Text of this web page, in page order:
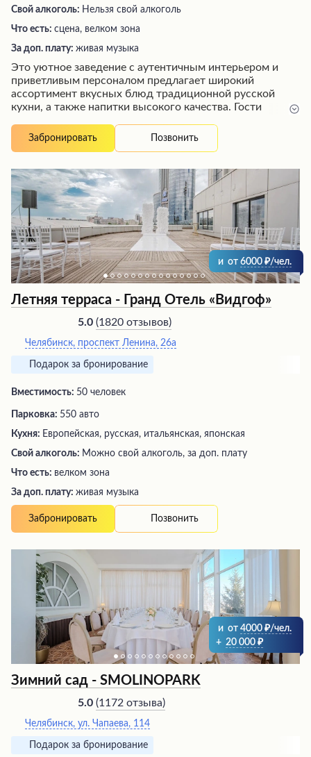
Свой алкоголь: Нельзя свой алкоголь
Что есть: сцена, велком зона
За доп. плату: живая музыка
Это уютное заведение с аутентичным интерьером и
приветливым персоналом предлагает широкий
ассортимент вкусных блюд традиционной русской
кухни, а также напитки высокого качества. Гости
атмосферу, хорошее обслуживание, хоть и с некоторой
задержкой в подаче блюд, однако с соблюдением всех
шведский стол, что делает это место привлекательным
для завтраков.
Забронировать Позвонить
и от 6000 /чел.
Летняя терраса - Гранд Отель «Видгоф»
5.0 (1820 отзывов)
Челябинск, проспект Ленина, 26а
Подарок за бронирование
Вместимость: 50 человек
Парковка: 550 авто
Кухня: Европейская, русская, итальянская, японская
Свой алкоголь: Можно свой алкоголь, за доп. плату
Что есть: велком зона
За доп. плату: живая музыка
Забронировать Позвонить
и от 4000
/чел.
+ 20 000
Зимний сад - SMOLINOPARK
5.0 (1172 отзыва)
Челябинск, ул. Чапаева, 114
Подарок за бронирование